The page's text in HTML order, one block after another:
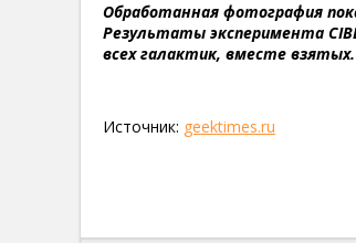
Обработанная фотография
Результаты эксперимента
всех галактик, вместе взятых.
Источник: geektimes.ru